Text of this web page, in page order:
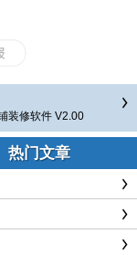
装修软件 V2.00
热门文章